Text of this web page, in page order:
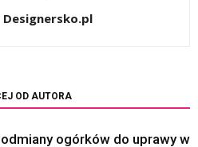
Designersko.pl
OD AUTORA
ogórków do uprawy w